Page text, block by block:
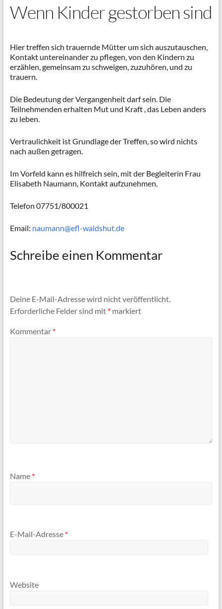
Wenn Kinder gestorben sind
Hier treffen sich trauernde Mütter um sich auszutauschen,
Kontakt untereinander zu pflegen, von den Kindern zu
erzählen, gemeinsam zu schweigen, zuzuhören, und zu
trauern.
Die Bedeutung der Vergangenheit darf sein. Die
Teilnehmenden erhalten Mut und Kraft , das Leben anders
zu leben.
Vertraulichkeit ist Grundlage der Treffen, so wird nichts
nach außen getragen.
Im Vorfeld kann es hilfreich sein, mit der Begleiterin Frau
Elisabeth Naumann, Kontakt aufzunehmen.
Telefon 07751/800021
Email: naumann@efl-waldshut.de
Schreibe einen Kommentar
Deine E-Mail-Adresse wird nicht veröffentlicht.
Erforderliche Felder sind mit *markiert
Kommentar *
Name *
E-Mail-Adresse *
Website